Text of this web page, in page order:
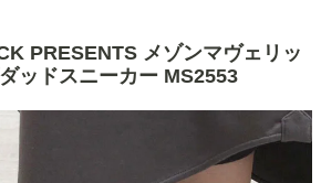
PRESENTS メゾンマヴェリッ
ッドスニーカー MS2553